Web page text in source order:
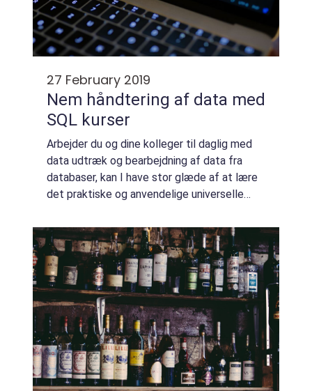
27 February 2019
Nem håndtering af data med
SQL kurser
Arbejder du og dine kolleger til daglig med
data udtræk og bearbejdning af data fra
databaser, kan I have stor glæde af at lære
det praktiske og anvendelige universelle
SQL er det muligt at bygg...